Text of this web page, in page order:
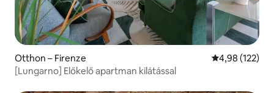
Otthon – Firenze Átlagos
4,98 (122)
[Lungarno] Előkelő apartman kilátással